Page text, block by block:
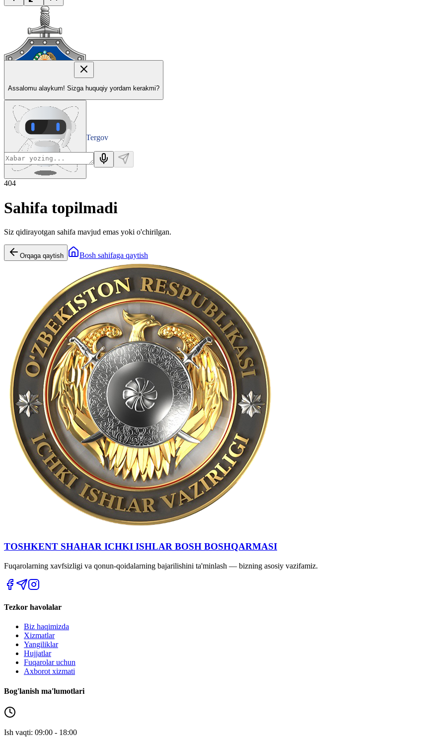
Tergov
Departamenti
Assalomu alaykum! Sizga huquqiy yordam kerakmi?
404
Sahifa topilmadi
Siz qidirayotgan sahifa mavjud emas yoki o'chirilgan.
Orqaga qaytish Bosh sahifaga qaytish
TOSHKENT SHAHAR IСHKI ISHLAR BOSH BOSHQARMASI
Fuqarolarning xavfsizligi va qonun-qoidalarning bajarilishini ta'minlash — bizning asosiy vazifamiz.
Tezkor havolalar
Biz haqimizda
Xizmatlar
Yangiliklar
Hujjatlar
Fuqarolar uchun
Axborot xizmati
Bog'lanish ma'lumotlari
Ish vaqti: 09:00 - 18:00